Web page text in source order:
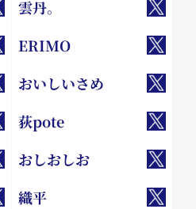
雲丹。
ERIMO
おいしいさめ
荻pote
おしおしお
織平